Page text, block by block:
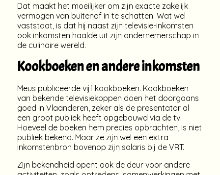
Dat maakt het moeilijker om zijn exacte zakelijk
vermogen van buitenaf in te schatten. Wat wel
vaststaat, is dat hij naast zijn televisie-inkomsten
ook inkomsten haalde uit zijn ondernemerschap in
de culinaire wereld.
Kookboeken en andere inkomsten
Meus publiceerde vijf kookboeken. Kookboeken
van bekende televisiekoppen doen het doorgaans
goed in Vlaanderen, zeker als de presentator al
een groot publiek heeft opgebouwd via de tv.
Hoeveel de boeken hem precies opbrachten, is niet
publiek bekend. Maar ze zijn wel een extra
inkomstenbron bovenop zijn salaris bij de VRT.
Zijn bekendheid opent ook de deur voor andere